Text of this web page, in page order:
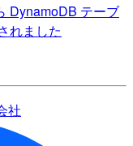
DynamoDB テーブ
れました
社